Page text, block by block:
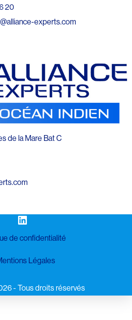
20
experts.com
de la Mare Bat C
LinkedIn
de confidentialité
Légales
- Tous droits réservés